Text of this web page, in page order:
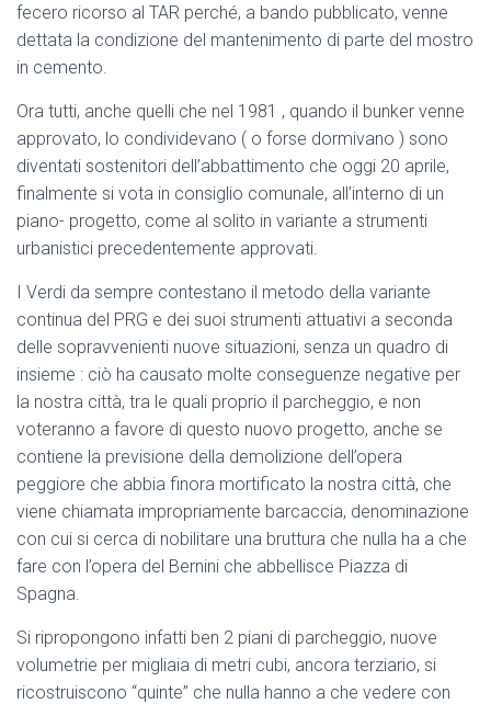
fecero ricorso al TAR perché, a bando pubblicato, venne
dettata la condizione del mantenimento di parte del mostro
in cemento.
Ora tutti, anche quelli che nel 1981 , quando il bunker venne
approvato, lo condividevano ( o forse dormivano ) sono
diventati sostenitori dell’abbattimento che oggi 20 aprile,
finalmente si vota in consiglio comunale, all’interno di un
piano- progetto, come al solito in variante a strumenti
urbanistici precedentemente approvati.
I Verdi da sempre contestano il metodo della variante
continua del PRG e dei suoi strumenti attuativi a seconda
delle sopravvenienti nuove situazioni, senza un quadro di
insieme : ciò ha causato molte conseguenze negative per
la nostra città, tra le quali proprio il parcheggio, e non
voteranno a favore di questo nuovo progetto, anche se
contiene la previsione della demolizione dell’opera
peggiore che abbia finora mortificato la nostra città, che
viene chiamata impropriamente barcaccia, denominazione
con cui si cerca di nobilitare una bruttura che nulla ha a che
fare con l’opera del Bernini che abbellisce Piazza di
Spagna.
Si ripropongono infatti ben 2 piani di parcheggio, nuove
volumetrie per migliaia di metri cubi, ancora terziario, si
ricostruiscono “quinte” che nulla hanno a che vedere con